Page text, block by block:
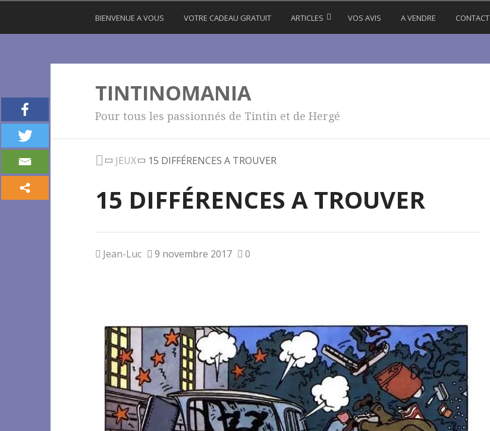
BIENVENUE A VOUS VOTRE CADEAU GRATUIT ARTICLES VOS AVIS A VENDRE CONTACT
TINTINOMANIA
Pour tous les passionnés de Tintin et de Hergé
JEUX 15 DIFFÉRENCES A TROUVER
15 DIFFÉRENCES A TROUVER
Jean-Luc 9 novembre 2017 0